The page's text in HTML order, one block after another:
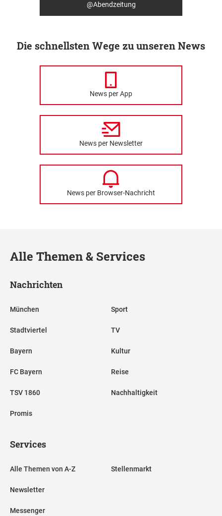
@Abendzeitung
Die schnellsten Wege zu unseren News
News per App
News per Newsletter
News per Browser-Nachricht
Alle Themen & Services
Nachrichten
München
Stadtviertel
Bayern
FC Bayern
TSV 1860
Promis
Sport
TV
Kultur
Reise
Nachhaltigkeit
Services
Alle Themen von A-Z
Newsletter
Messenger
Stellenmarkt